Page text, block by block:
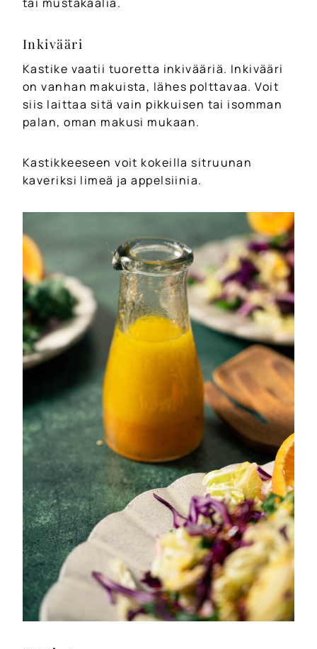
Inkivääri
Kastike vaatii tuoretta inkivääriä. Inkivääri
on vanhan makuista, lähes polttavaa. Voit
siis laittaa sitä vain pikkuisen tai isomman
palan, oman makusi mukaan.
Kastikkeeseen voit kokeilla sitruunan
kaveriksi limeä ja appelsiinia.